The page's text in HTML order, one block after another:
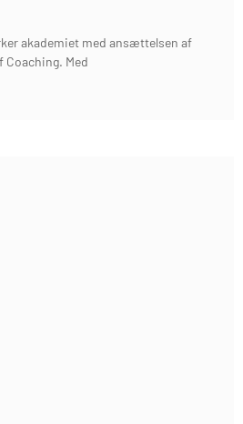
akademiet med ansættelsen af
Coaching. Med